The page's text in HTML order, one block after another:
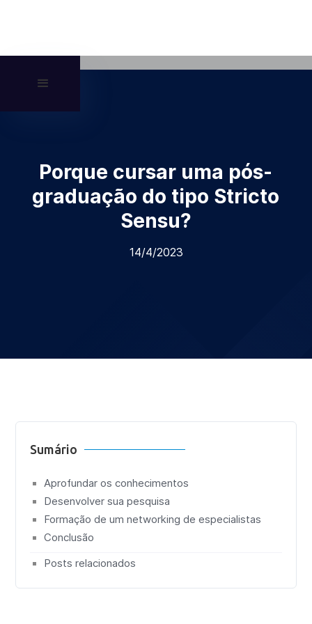
Porque cursar uma pós-
graduação do tipo Stricto
Sensu?
14/4/2023
Sumário
Aprofundar os conhecimentos
Desenvolver sua pesquisa
Formação de um networking de especialistas
Conclusão
Posts relacionados